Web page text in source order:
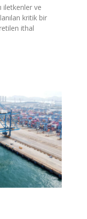
iletkenler ve
kritik bir
ithal